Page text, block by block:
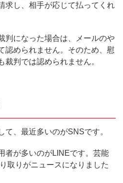
求し、相手が応じて払ってくれ
判になった場合は、メールのや
認められません。そのため、慰
判では認められません。
て、最近多いのがSNSです。
者が多いのがLINEです。芸能
取りがニュースになりました